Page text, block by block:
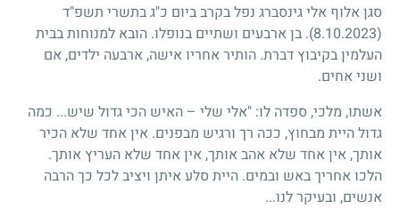
סגן אלוף אלי גינסברג נפל בקרב ביום כ"ג בתשרי תשפ"ד
(8.10.2023)
. בן ארבעים ושתיים בנופלו. הובא למנוחות בבית
העלמין בקיבוץ דברת. הותיר אחריו אישה, ארבעה ילדים, אם
ושני אחים.
אשתו, מלכי, ספדה לו: "אלי שלי – האיש הכי גדול שיש... כמה
גדול היית מבחוץ, ככה רך ורגיש מבפנים. אין אחד שלא הכיר
אותך, אין אחד שלא אהב אותך, אין אחד שלא העריץ אותך.
הלכו אחריך באש ובמים. היית סלע איתן ויציב לכל כך הרבה
אנשים, ובעיקר לנו...